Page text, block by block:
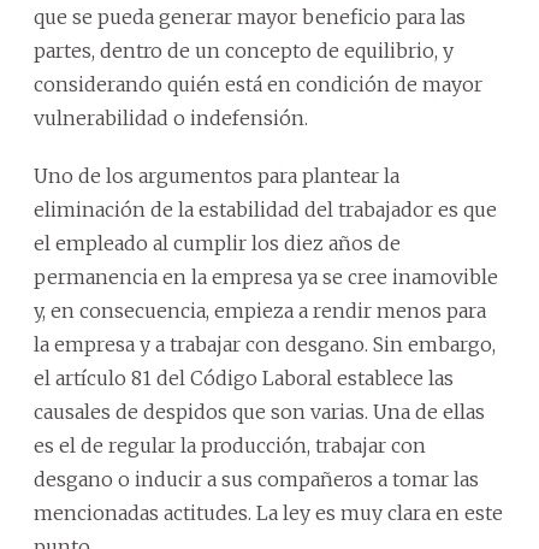
que se pueda generar mayor beneficio para las
partes, dentro de un concepto de equilibrio, y
considerando quién está en condición de mayor
vulnerabilidad o indefensión.
Uno de los argumentos para plantear la
eliminación de la estabilidad del trabajador es que
el empleado al cumplir los diez años de
permanencia en la empresa ya se cree inamovible
y, en consecuencia, empieza a rendir menos para
la empresa y a trabajar con desgano. Sin embargo,
el artículo 81 del Código Laboral establece las
causales de despidos que son varias. Una de ellas
es el de regular la producción, trabajar con
desgano o inducir a sus compañeros a tomar las
mencionadas actitudes. La ley es muy clara en este